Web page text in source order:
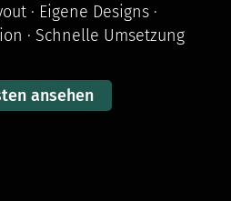
· Eigene Designs ·
· Schnelle Umsetzung
ansehen